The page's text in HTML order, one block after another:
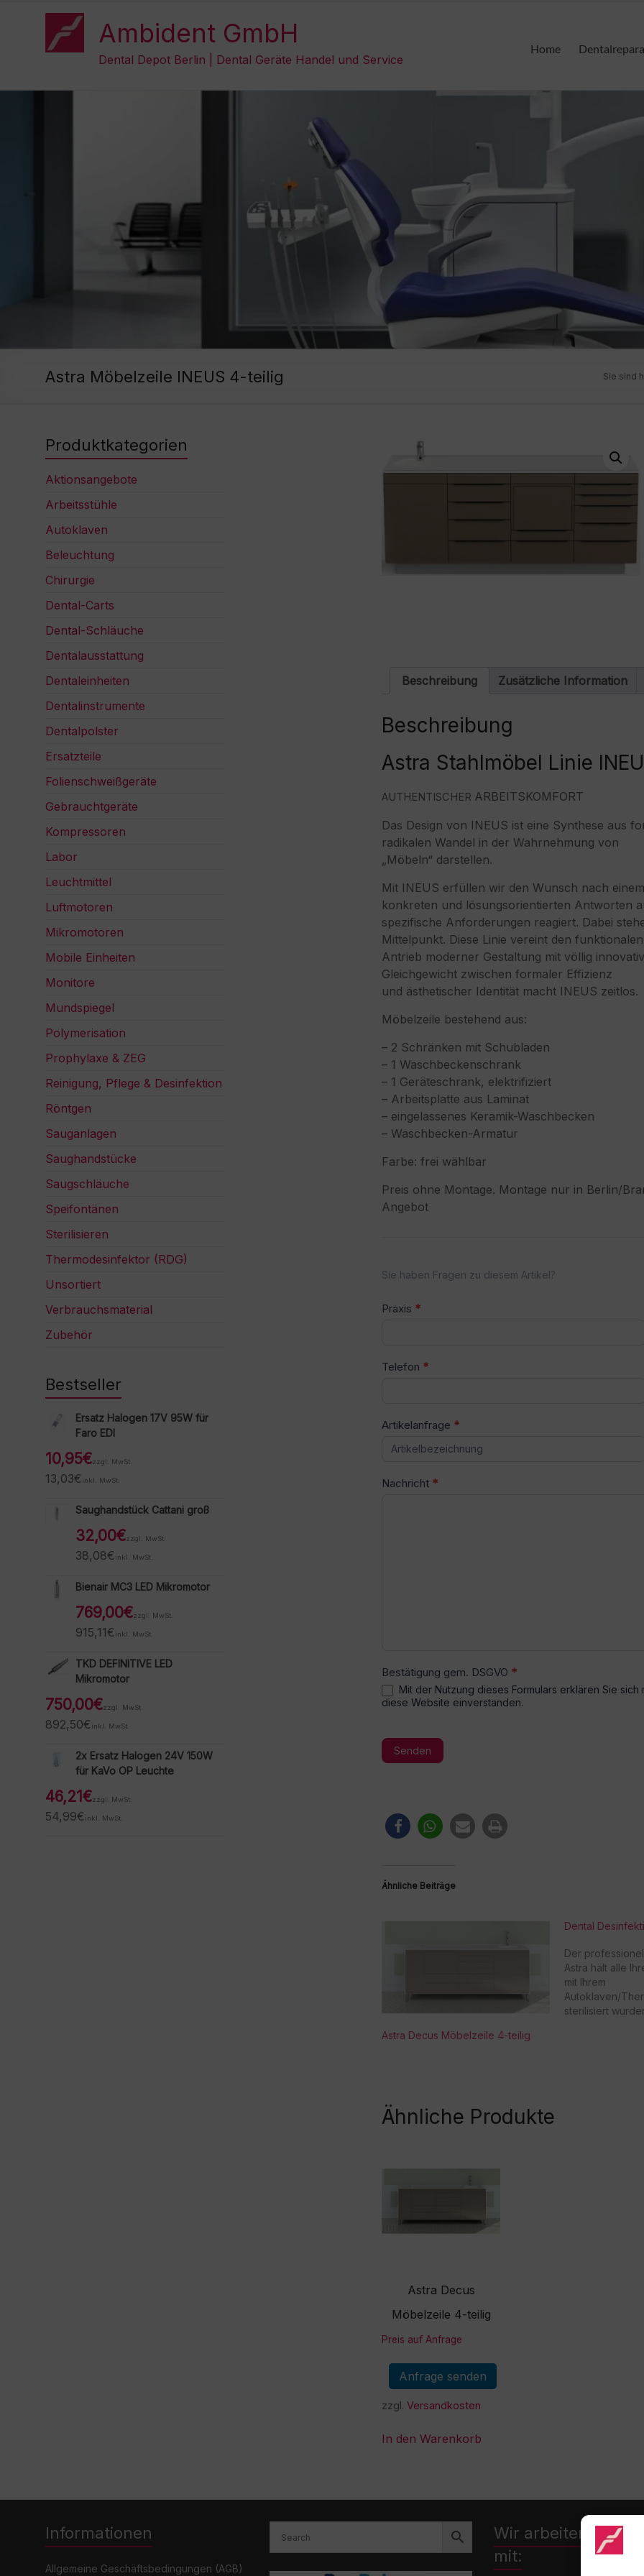
Ambident GmbH
Dental Depot Berlin | Dental Geräte Handel und Service
Home
Astra Möbelzeile INEUS 4-teilig Sie sind
Beschreibung Zusätzliche Information
Beschreibung
Astra Stahlmöbel Linie
AUTHENTISCHER ARBEITSKOMFORT
Das Design von INEUS ist eine Synthese aus
radikalen Wandel in der Wahrnehmung von
„Möbeln“ darstellen.
Mit INEUS erfüllen wir den Wunsch nach
konkreten und lösungsorientierten Antworten
spezifische Anforderungen reagiert. Dabei
Mittelpunkt. Diese Linie vereint den funktionalen
Antrieb moderner Gestaltung mit völlig
Gleichgewicht zwischen formaler Effizienz
und ästhetischer Identität macht INEUS zeitlos.
Möbelzeile bestehend aus:
– 2 Schränken mit Schubladen
– 1 Waschbeckenschrank
– 1 Geräteschrank, elektrifiziert
– Arbeitsplatte aus Laminat
– eingelassenes Keramik-Waschbecken
– Waschbecken-Armatur
Farbe: frei wählbar
Preis ohne Montage. Montage nur in Berlin/
Angebot
Sie haben Fragen zu diesem Artikel?
Praxis *
Telefon *
Artikelanfrage *
Nachricht *
Bestätigung gem. DSGVO *
Mit der Nutzung dieses Formulars erklären Sie
diese Website einverstanden.
Senden
A
n
Ähnliche Beiträge
Astra Decus Möbelzeile 4-teilig
Dental
Der
Astra hält alle
mit Ihrem
Autoklaven/
sterilisiert
Ähnliche Produkte
Astra Decus
Möbelzeile 4-teilig
Preis auf Anfrage
Anfrage senden
zzgl. Versandkosten
In den Warenkorb
Produktkategorien
Aktionsangebote
Arbeitsstühle
Autoklaven
Beleuchtung
Chirurgie
Dental-Carts
Dental-Schläuche
Dentalausstattung
Dentaleinheiten
Dentalinstrumente
Dentalpolster
Ersatzteile
Folienschweißgeräte
Gebrauchtgeräte
Kompressoren
Labor
Leuchtmittel
Luftmotoren
Mikromotoren
Mobile Einheiten
Monitore
Mundspiegel
Polymerisation
Prophylaxe & ZEG
Reinigung, Pflege & Desinfektion
Röntgen
Sauganlagen
Saughandstücke
Saugschläuche
Speifontänen
Sterilisieren
Thermodesinfektor (RDG)
Unsortiert
Verbrauchsmaterial
Zubehör
Bestseller
Ersatz Halogen 17V 95W für
Faro EDI
10,95€zzgl. MwSt.
13,03€ inkl. MwSt.
Saughandstück Cattani groß
32,00€zzgl. MwSt.
38,08€ inkl. MwSt.
Bienair MC3 LED Mikromotor
769,00€zzgl. MwSt.
915,11€ inkl. MwSt.
TKD DEFINITIVE LED
Mikromotor
750,00€zzgl. MwSt.
892,50€ inkl. MwSt.
2x Ersatz Halogen 24V 150W
für KaVo OP Leuchte
46,21€zzgl. MwSt.
54,99€ inkl. MwSt.
Informationen
Allgemeine Geschäftsbedingungen (AGB)
Wir arbeiten
mit: